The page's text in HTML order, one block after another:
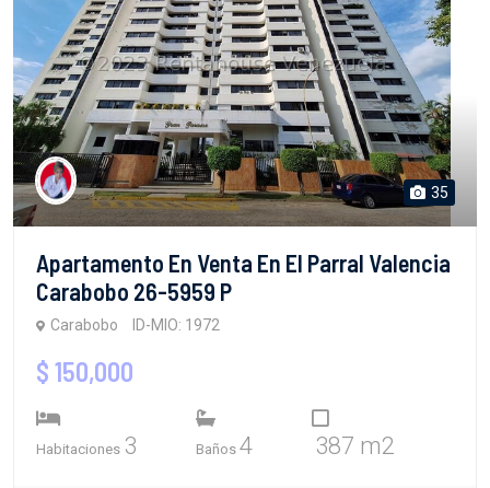
35
Apartamento En Venta En El Parral Valencia
Carabobo 26-5959 P
Carabobo ID-MIO: 1972
$ 150,000
Habitaciones 3 Baños 4 387 m2